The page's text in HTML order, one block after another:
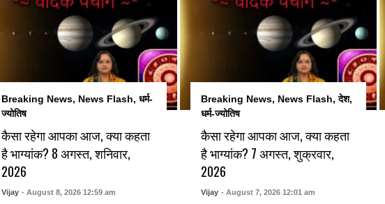
Breaking News, News Flash, धर्म-
ज्योतिष
कैसा रहेगा आपका आज, क्या कहता
है भाग्यांक? 8 अगस्त, शनिवार,
2026
Vijay - August 8, 2026 12:59 am
Breaking News, News Flash,देश,
धर्म-ज्योतिष
कैसा रहेगा आपका आज, क्या कहता
है भाग्यांक? 7 अगस्त, शुक्रवार,
2026
Vijay - August 7, 2026 12:01 am